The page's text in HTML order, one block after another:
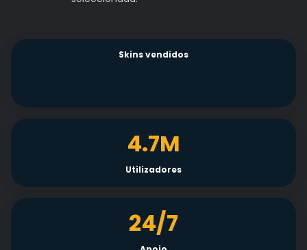
Skins vendidos
4.7M
Utilizadores
24/7